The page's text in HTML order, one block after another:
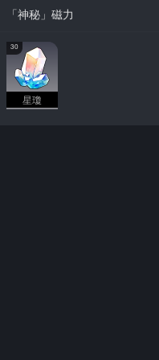
「神秘」磁力
30
星瓊